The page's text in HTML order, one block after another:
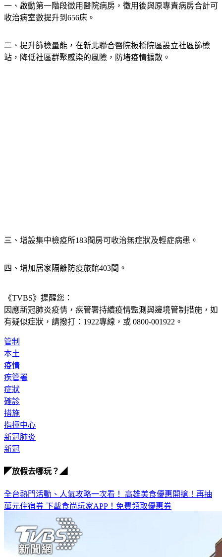
一、啟動第一階段徵用醫院病房，徵用後與原專責病房合計可
收治病室數提升到656床。
二、提升篩檢量能，在新北聯合醫院板橋院區設立社區篩檢
站，降低社區群聚感染的風險，防堵疫情擴散。
三、增設集中檢疫所183間房可收治無症狀及輕症病患。
四、增加居家隔離防疫旅館403間。
《TVBS》提醒您：
因應新冠肺炎疫情，疾管署持續疫情監測與邊境管制措施， 如
有疑似症狀，請撥打：1922專線，或 0800-001922。
管制
本土
疫情
疾管署
症狀
確診
措施
指揮中心
新冠肺炎
新冠
◤放假去哪玩？◢
全台熱門活動、人氣攻略一次看！ 高雄美食優惠開搶！再抽
萬元住宿券 下載食尚玩家APP！免費領取優惠券